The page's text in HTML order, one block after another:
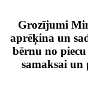
Grozījumi
aprēķina un
bērnu no
samaksai un